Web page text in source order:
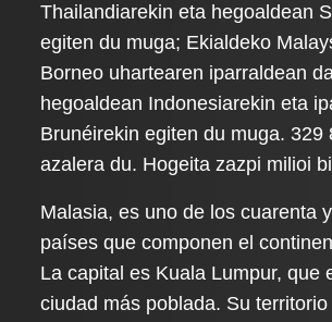
Thailandiarekin eta hegoaldean
egiten du muga; Ekialdeko
Borneo uhartearen iparraldean
hegoaldean Indonesiarekin eta
Brunéirekin egiten du muga. 329
azalera du. Hogeita zazpi milioi
Malasia, es uno de los cuarenta
países que componen el
La capital es Kuala Lumpur, que
ciudad más poblada. Su